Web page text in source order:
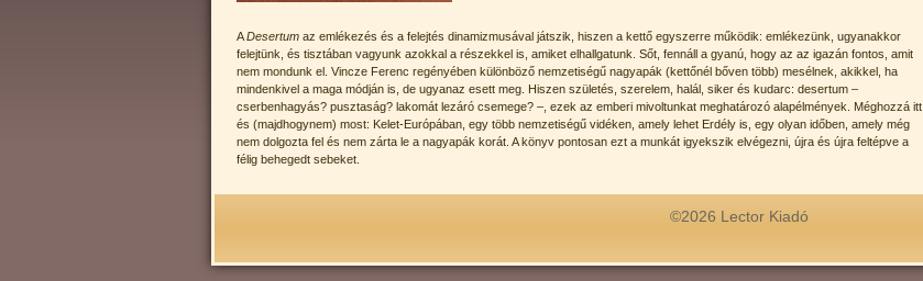
ADesertum az emlékezés és a felejtés dinamizmusával játszik, hiszen a kettő egyszerre működik: emlékezünk, ugyanakkor
felejtünk, és tisztában vagyunk azokkal a részekkel is, amiket elhallgatunk. Sőt, fennáll a gyanú, hogy az az igazán fontos, amit
nem mondunk el. Vincze Ferenc regényében különböző nemzetiségű nagyapák (kettőnél bőven több) mesélnek, akikkel, ha
mindenkivel a maga módján is, de ugyanaz esett meg. Hiszen születés, szerelem, halál, siker és kudarc: desertum –
cserbenhagyás? pusztaság? lakomát lezáró csemege? –, ezek az emberi mivoltunkat meghatározó alapélmények. Méghozzá itt
és (majdhogynem) most: Kelet-Európában, egy több nemzetiségű vidéken, amely lehet Erdély is, egy olyan időben, amely még
nem dolgozta fel és nem zárta le a nagyapák korát. A könyv pontosan ezt a munkát igyekszik elvégezni, újra és újra feltépve a
félig behegedt sebeket.
©2026 Lector Kiadó